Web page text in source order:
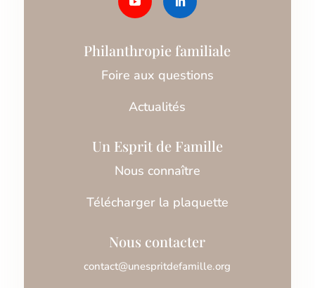
Philanthropie familiale
Foire aux questions
Actualités
Un Esprit de Famille
Nous connaître
Télécharger la plaquette
Nous contacter
contact@unespritdefamille.org